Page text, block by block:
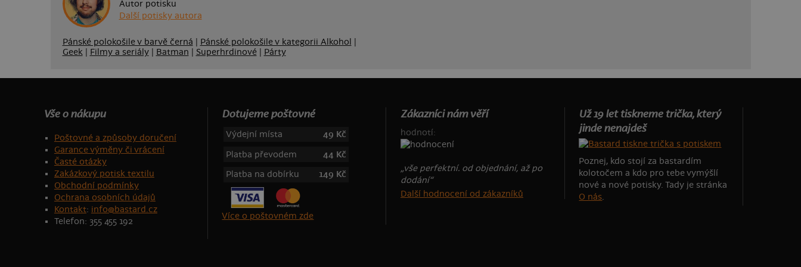
Autor potisku
Další potisky autora
Pánské polokošile v barvě černá Pánské polokošile v kategorii Alkohol
Geek| Filmy a seriály| Batman Superhrdinové| Párty
Vše o nákupu
Poštovné a způsoby doručení
Garance výměny či vrácení
Časté otázky
Zakázkový potisk textilu
Obchodní podmínky
Ochrana osobních údajů
Kontakt: info@bastard.cz
Telefon: 355 455 192
Dotujeme poštovné
Výdejní místa
49 Kč
Platba převodem
44 Kč
Platba na dobírku
149 Kč
Více o poštovném zde
Zákazníci nám věří
hodnotí:
„vše perfektní. od objednání, až po
dodání“
Další hodnocení od zákazníků
Už 19 let tiskneme trička, který
jinde nenajdeš
Poznej, kdo stojí za bastardím
kolotočem a kdo pro tebe vymýšlí
nové a nové potisky. Tady je stránka
O nás.